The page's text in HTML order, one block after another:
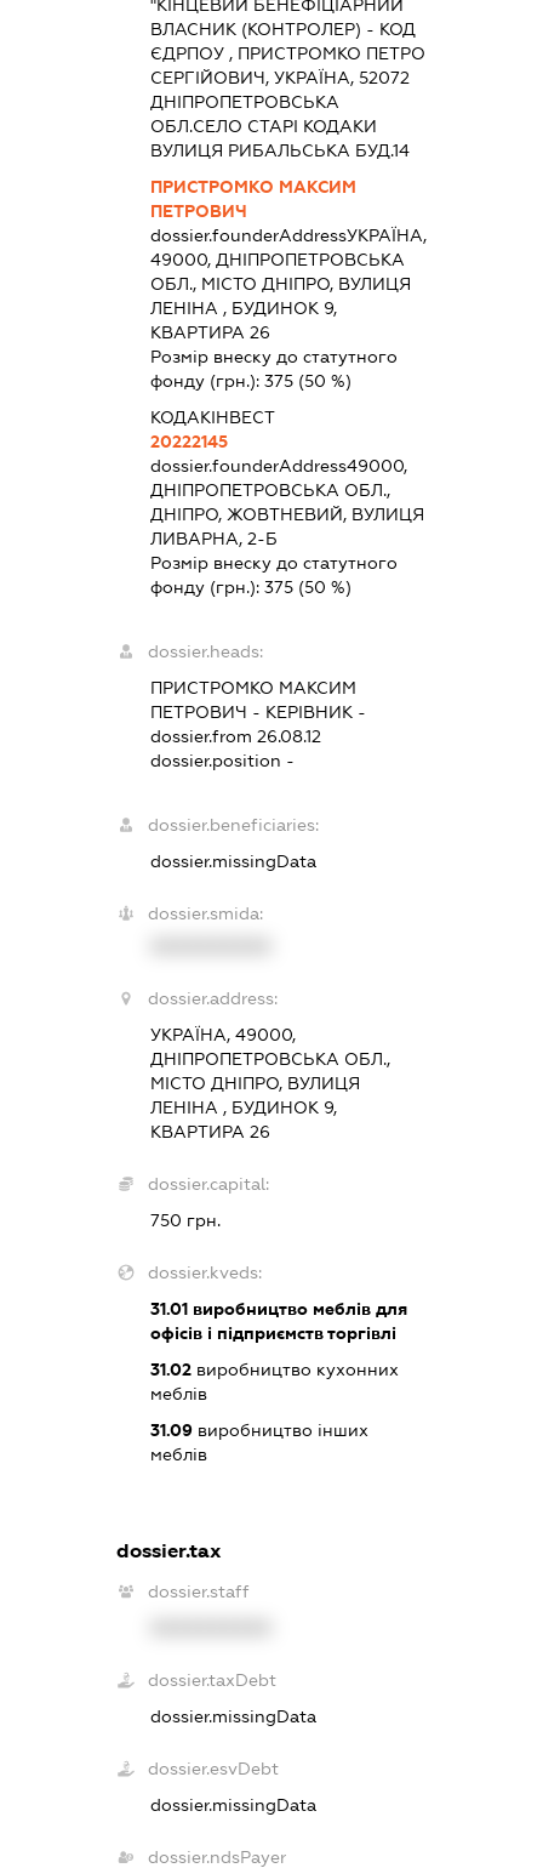
"КІНЦЕВИЙ БЕНЕФІЦІАРНИЙ
ВЛАСНИК (КОНТРОЛЕР) - КОД
ЄДРПОУ , ПРИСТРОМКО ПЕТРО
СЕРГІЙОВИЧ, УКРАЇНА, 52072
ДНІПРОПЕТРОВСЬКА
ОБЛ.СЕЛО СТАРІ КОДАКИ
ВУЛИЦЯ РИБАЛЬСЬКА БУД.14
ПРИСТРОМКО МАКСИМ
ПЕТРОВИЧ
dossier.founderAddressУКРАЇНА,
49000, ДНІПРОПЕТРОВСЬКА
ОБЛ., МІСТО ДНІПРО, ВУЛИЦЯ
ЛЕНІНА , БУДИНОК 9,
КВАРТИРА 26
Розмір внеску до статутного
фонду (грн.): 375(50 %)
КОДАКІНВЕСТ
20222145
dossier.founderAddress49000,
ДНІПРОПЕТРОВСЬКА ОБЛ.,
ДНІПРО, ЖОВТНЕВИЙ, ВУЛИЦЯ
ЛИВАРНА, 2-Б
Розмір внеску до статутного
фонду (грн.): 375(50 %)
dossier.heads:
ПРИСТРОМКО МАКСИМ
ПЕТРОВИЧ - КЕРІВНИК -
dossier.from 26.08.12
dossier.position -
dossier.beneficiaries:
dossier.missingData
dossier.smida:
dossier.address:
УКРАЇНА, 49000,
ДНІПРОПЕТРОВСЬКА ОБЛ.,
МІСТО ДНІПРО, ВУЛИЦЯ
ЛЕНІНА , БУДИНОК 9,
КВАРТИРА 26
dossier.capital:
750 грн.
dossier.kveds:
31.01виробництво меблів для
офісів і підприємств торгівлі
31.02виробництво кухонних
меблів
31.09виробництво інших
меблів
dossier.tax
dossier.staff
dossier.taxDebt
dossier.missingData
dossier.esvDebt
dossier.missingData
dossier.ndsPayer